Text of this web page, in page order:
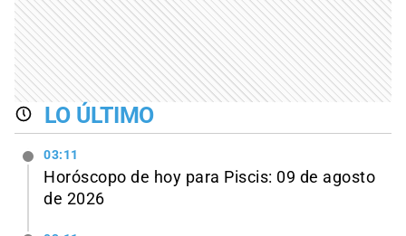
LO ÚLTIMO
03:11
Horóscopo de hoy para Piscis: 09 de agosto
de 2026